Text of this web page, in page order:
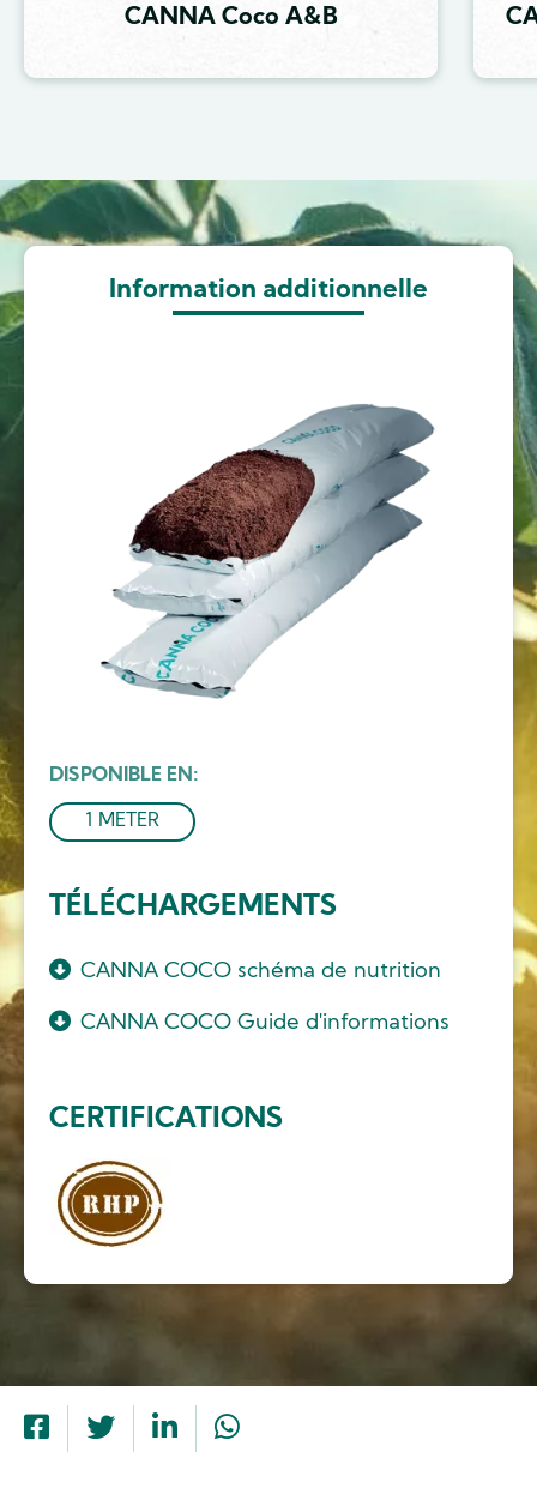
CANNA Coco A&B
Information additionnelle
DISPONIBLE EN
1 METER
TÉLÉCHARGEMENTS
CANNA COCO schéma de nutrition
CANNA COCO Guide d'informations
CERTIFICATIONS
Image